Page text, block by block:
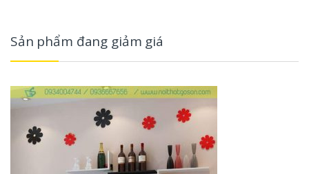
Sản phẩm đang giảm giá